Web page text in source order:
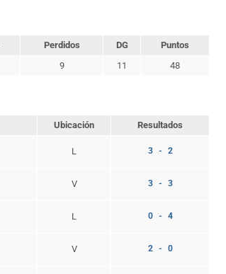
Perdidos DG
Puntos
9 11 48
Ubicación Resultados
L 3 - 2
V 3 - 3
L 0 - 4
V 2 - 0